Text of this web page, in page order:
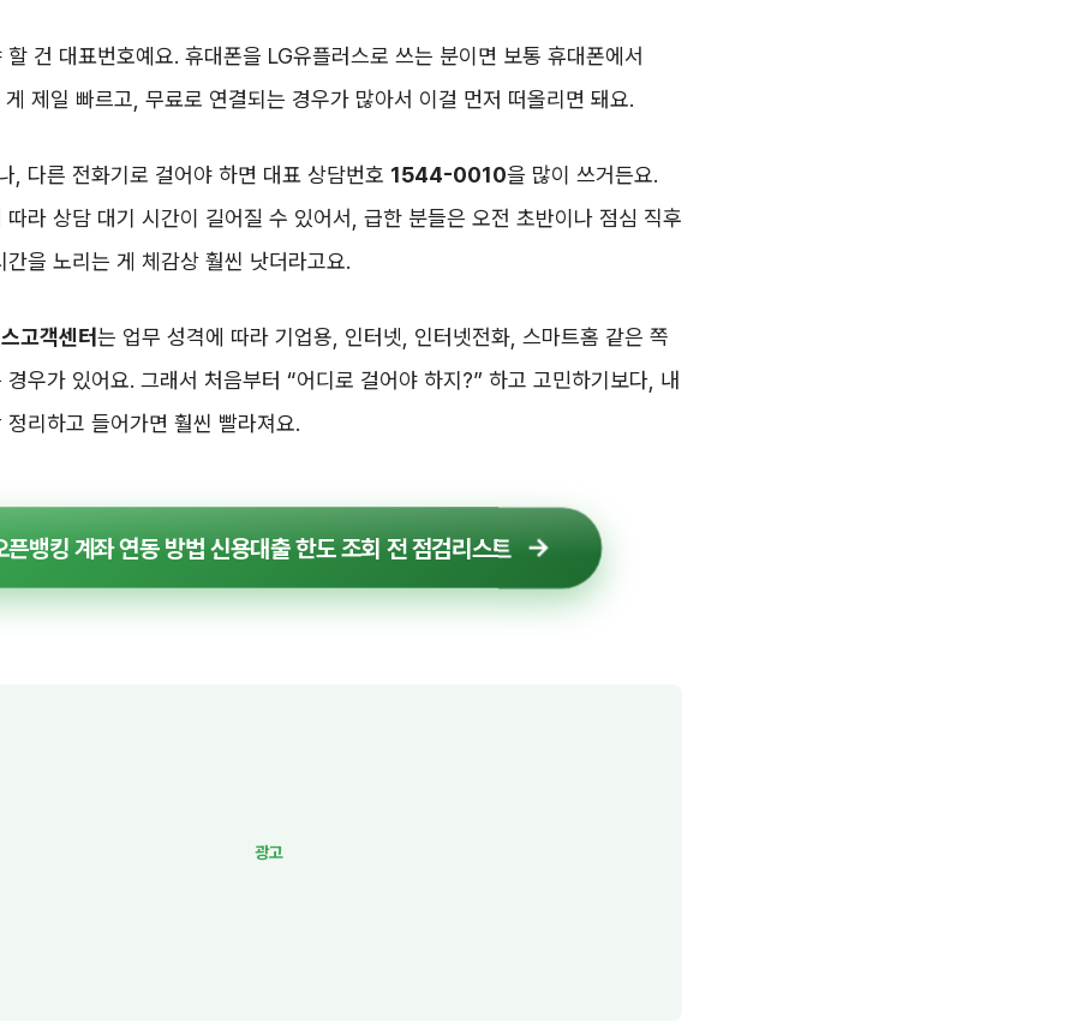
건 대표번호예요. 휴대폰을 LG유플러스로 쓰는 분이면 보통 휴대폰에서
제일 빠르고, 무료로 연결되는 경우가 많아서 이걸 먼저 떠올리면 돼요.
, 다른 전화기로 걸어야 하면 대표 상담번호 1544-0010을 많이 쓰거든요.
따라 상담 대기 시간이 길어질 수 있어서, 급한 분들은 오전 초반이나 점심 직후
을 노리는 게 체감상 훨씬 낫더라고요.
고객센터는 업무 성격에 따라 기업용, 인터넷, 인터넷전화, 스마트홈 같은 쪽
우가 있어요. 그래서 처음부터 “어디로 걸어야 하지?” 하고 고민하기보다, 내
리하고 들어가면 훨씬 빨라져요.
뱅킹 계좌 연동 방법 신용대출 한도 조회 전 점검리스트